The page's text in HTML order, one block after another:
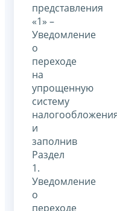
представления
«1» –
Уведомление
о
переходе
на
упрощенную
систему
и
заполнив
Раздел
1.
Уведомление
о
переходе